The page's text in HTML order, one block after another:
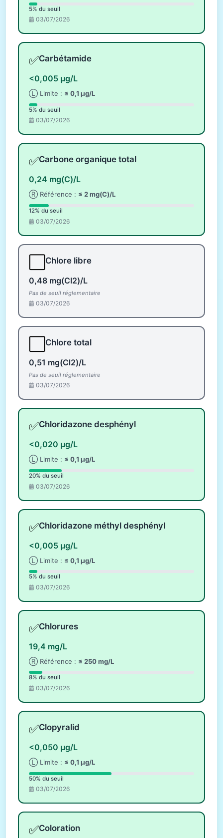
5% du seuil
03/07/2026
✅Carbétamide
<0,005 µg/L
Ⓛ Limite : ≤ 0,1 µg/L
5% du seuil
03/07/2026
✅Carbone organique total
0,24 mg(C)/L
Ⓡ Référence : ≤ 2 mg(C)/L
12% du seuil
03/07/2026
Chlore libre
0,48 mg(Cl2)/L
Pas de seuil réglementaire
03/07/2026
Chlore total
0,51 mg(Cl2)/L
Pas de seuil réglementaire
03/07/2026
✅Chloridazone desphényl
<0,020 µg/L
Ⓛ Limite : ≤ 0,1 µg/L
20% du seuil
03/07/2026
✅Chloridazone méthyl desphényl
<0,005 µg/L
Ⓛ Limite : ≤ 0,1 µg/L
5% du seuil
03/07/2026
✅Chlorures
19,4 mg/L
Ⓡ Référence : ≤ 250 mg/L
8% du seuil
03/07/2026
✅Clopyralid
<0,050 µg/L
Ⓛ Limite : ≤ 0,1 µg/L
50% du seuil
03/07/2026
✅Coloration